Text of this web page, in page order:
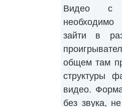
Видео с
зайти в
общем там
структуры
видео.
без звука,